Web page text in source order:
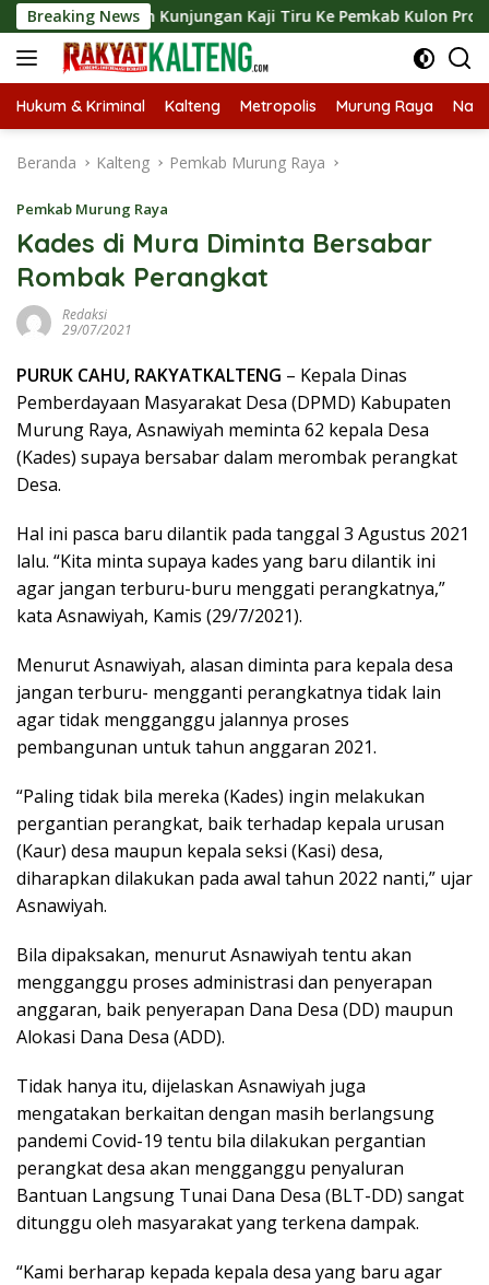
Langsung
ke
konten
Breaking News
Kunjungan Kaji Tiru Ke Pemkab Kulon Progo
Hukum & Kriminal Kalteng Metropolis Murung Raya
Beranda Kalteng Pemkab Murung Raya
Pemkab Murung Raya
Kades di Mura Diminta Bersabar
Rombak Perangkat
Redaksi
29/07/2021
PURUK CAHU, RAKYATKALTENG – Kepala Dinas
Pemberdayaan Masyarakat Desa (DPMD) Kabupaten
Murung Raya, Asnawiyah meminta 62 kepala Desa
(Kades) supaya bersabar dalam merombak perangkat
Desa.
Hal ini pasca baru dilantik pada tanggal 3 Agustus 2021
lalu. “Kita minta supaya kades yang baru dilantik ini
agar jangan terburu-buru menggati perangkatnya,”
kata Asnawiyah, Kamis (29/7/2021).
Menurut Asnawiyah, alasan diminta para kepala desa
jangan terburu- mengganti perangkatnya tidak lain
agar tidak mengganggu jalannya proses
pembangunan untuk tahun anggaran 2021.
“Paling tidak bila mereka (Kades) ingin melakukan
pergantian perangkat, baik terhadap kepala urusan
(Kaur) desa maupun kepala seksi (Kasi) desa,
diharapkan dilakukan pada awal tahun 2022 nanti,” ujar
Asnawiyah.
Bila dipaksakan, menurut Asnawiyah tentu akan
mengganggu proses administrasi dan penyerapan
anggaran, baik penyerapan Dana Desa (DD) maupun
Alokasi Dana Desa (ADD).
Tidak hanya itu, dijelaskan Asnawiyah juga
mengatakan berkaitan dengan masih berlangsung
pandemi Covid-19 tentu bila dilakukan pergantian
perangkat desa akan mengganggu penyaluran
Bantuan Langsung Tunai Dana Desa (BLT-DD) sangat
ditunggu oleh masyarakat yang terkena dampak.
“Kami berharap kepada kepala desa yang baru agar